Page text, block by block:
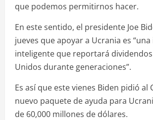
que podemos permitirnos hacer.
En este sentido, el presidente Joe
jueves que apoyar a Ucrania es
inteligente que reportará dividendos
Unidos durante generaciones”.
Es así que este vienes Biden pidió al
nuevo paquete de ayuda para
de 60,000 millones de dólares.